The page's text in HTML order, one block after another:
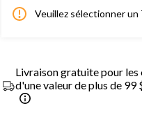
Veuillez sélectionner un
Livraison gratuite pour
d'une valeur de plus de